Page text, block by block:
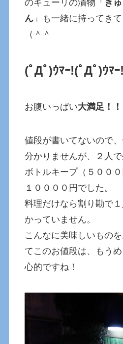
のキューリの漬物「 き
ん 」も一緒に持ってき
（＾＾
(ﾟДﾟ)ｳﾏｰ!(ﾟДﾟ)ｳﾏｰ!
お腹いっぱい大満足！！
値段が書いてないので
分かりませんが、２人
ボトルキープ（５００
１００００円でした。
料理だけなら割り勘で
かっていません。
こんなに美味しいもの
てこのお値段は、もう
心的ですね！